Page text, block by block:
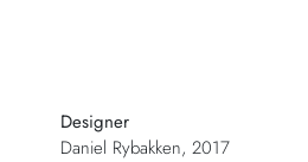
Designer
Daniel Rybakken, 2017